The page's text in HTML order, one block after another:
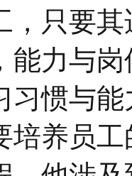
，只要
能力与
习惯与
培养员